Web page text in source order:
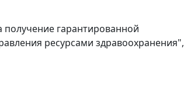
гарантированной
ресурсами здравоохранения",